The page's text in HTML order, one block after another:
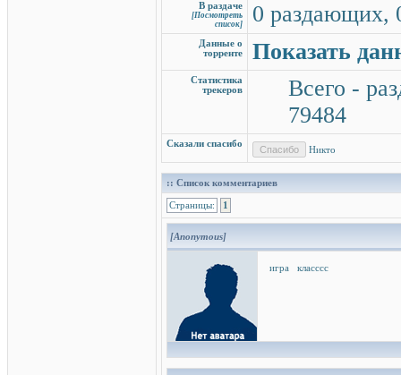
В раздаче
[Посмотреть
список]
0 раздающих,
Данные о
торренте
Показать
Статистика
трекеров
Всего -
79484
Сказали спасибо
Никто
:: Список комментариев
Страницы: 1
[Anonymous]
игра класссс